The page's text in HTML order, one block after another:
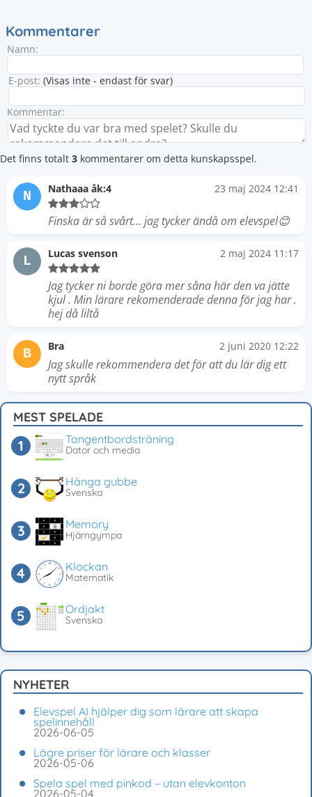
Kommentarer
Namn:
E-post: (Visas inte - endast för svar)
Kommentar:
Det finns totalt 3 kommentarer om detta kunskapsspel.
N Nathaaa åk:4 23 maj 2024 12:41
Finska är så svårt… jag tycker ändå om elevspel😊
L Lucas svenson 2 maj 2024 11:17
Jag tycker ni borde göra mer såna här den va jätte
kjul . Min lärare rekomenderade denna för jag har .
hej då liltå
B Bra 2 juni 2020 12:22
Jag skulle rekommendera det för att du lär dig ett
nytt språk
MEST SPELADE
Tangentbordsträning
Dator och media
Hänga gubbe
Svenska
Memory
Hjärngympa
Klockan
Matematik
Ordjakt
Svenska
NYHETER
Elevspel AI hjälper dig som lärare att skapa
spelinnehåll
2026-06-05
Lägre priser för lärare och klasser
2026-05-06
Spela spel med pinkod – utan elevkonton
2026-05-04